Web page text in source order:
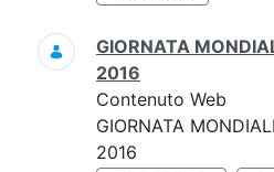
GIORNATA
2016
Contenuto Web
GIORNATA
2016